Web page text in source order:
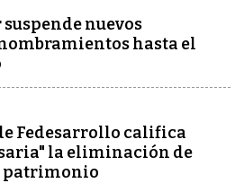
nuevos
hasta el
Fedesarrollo califica
la eliminación de
patrimonio